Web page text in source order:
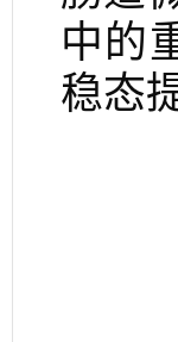
中的
稳态